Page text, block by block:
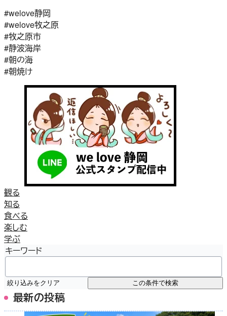
#welove静岡
#welove牧之原
#牧之原市
#静波海岸
#朝の海
#朝焼け
観る
知る
食べる
楽しむ
学ぶ
キーワード
絞り込みをクリア この条件で検索
最新の投稿